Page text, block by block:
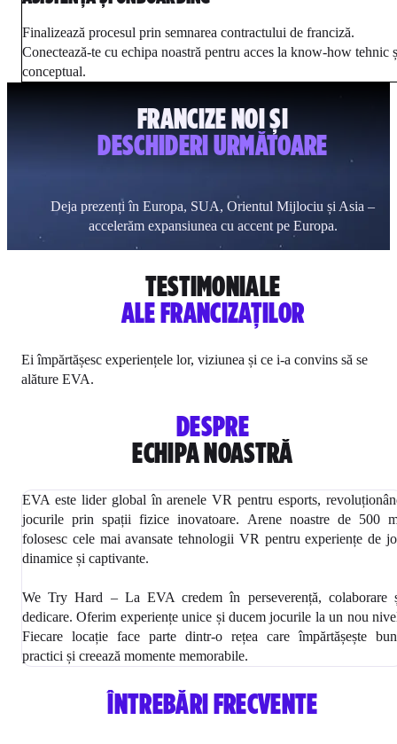
Finalizează procesul prin semnarea contractului de franciză.
Conectează-te cu echipa noastră pentru acces la know-how tehnic
conceptual.
FRANCIZE NOI ȘI
DESCHIDERI URMĂTOARE
Deja prezenți în Europa, SUA, Orientul Mijlociu și Asia –
accelerăm expansiunea cu accent pe Europa.
TESTIMONIALE
ALE FRANCIZAȚILOR
Ei împărtășesc experiențele lor, viziunea și ce i-a convins să se
alăture EVA.
DESPRE
ECHIPA NOASTRĂ
EVA este lider global în arenele VR pentru esports,
jocurile prin spații fizice inovatoare. Arene noastre de 500
folosesc cele mai avansate tehnologii VR pentru experiențe de
dinamice și captivante.
We Try Hard – La EVA credem în perseverență, colaborare
dedicare. Oferim experiențe unice și ducem jocurile la un nou
Fiecare locație face parte dintr-o rețea care împărtășește
practici și creează momente memorabile.
ÎNTREBĂRI FRECVENTE